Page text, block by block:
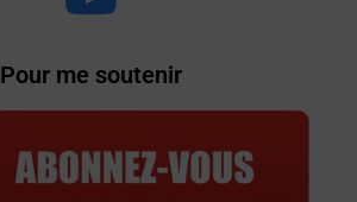
Pour me soutenir